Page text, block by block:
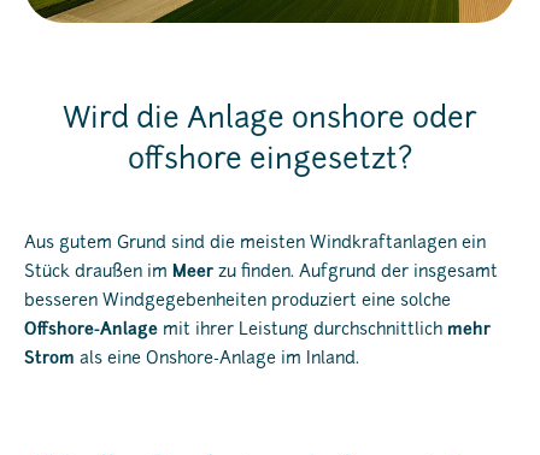
Wird die Anlage onshore oder
offshore eingesetzt?
Aus gutem Grund sind die meisten Windkraftanlagen ein
Stück draußen im Meer zu finden. Aufgrund der insgesamt
besseren Windgegebenheiten produziert eine solche
Offshore-Anlage mit ihrer Leistung durchschnittlich mehr
Strom als eine Onshore-Anlage im Inland.